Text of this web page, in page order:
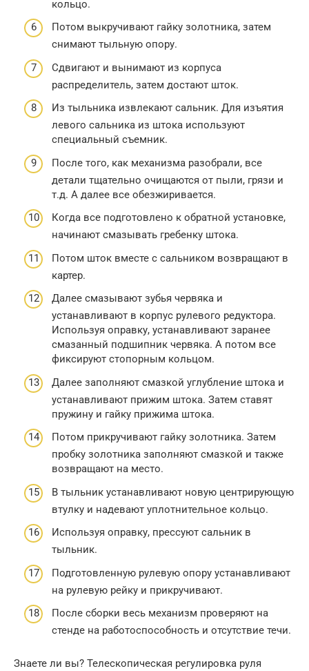
кольцо.
Потом выкручивают гайку золотника, затем
снимают тыльную опору.
Сдвигают и вынимают из корпуса
распределитель, затем достают шток.
Из тыльника извлекают сальник. Для изъятия
левого сальника из штока используют
специальный съемник.
После того, как механизма разобрали, все
детали тщательно очищаются от пыли, грязи и
т.д. А далее все обезжиривается.
Когда все подготовлено к обратной установке,
начинают смазывать гребенку штока.
Потом шток вместе с сальником возвращают в
картер.
Далее смазывают зубья червяка и
устанавливают в корпус рулевого редуктора.
Используя оправку, устанавливают заранее
смазанный подшипник червяка. А потом все
фиксируют стопорным кольцом.
Далее заполняют смазкой углубление штока и
устанавливают прижим штока. Затем ставят
пружину и гайку прижима штока.
Потом прикручивают гайку золотника. Затем
пробку золотника заполняют смазкой и также
возвращают на место.
В тыльник устанавливают новую центрирующую
втулку и надевают уплотнительное кольцо.
Используя оправку, прессуют сальник в
тыльник.
Подготовленную рулевую опору устанавливают
на рулевую рейку и прикручивают.
После сборки весь механизм проверяют на
стенде на работоспособность и отсутствие течи.
Знаете ли вы? Телескопическая регулировка руля